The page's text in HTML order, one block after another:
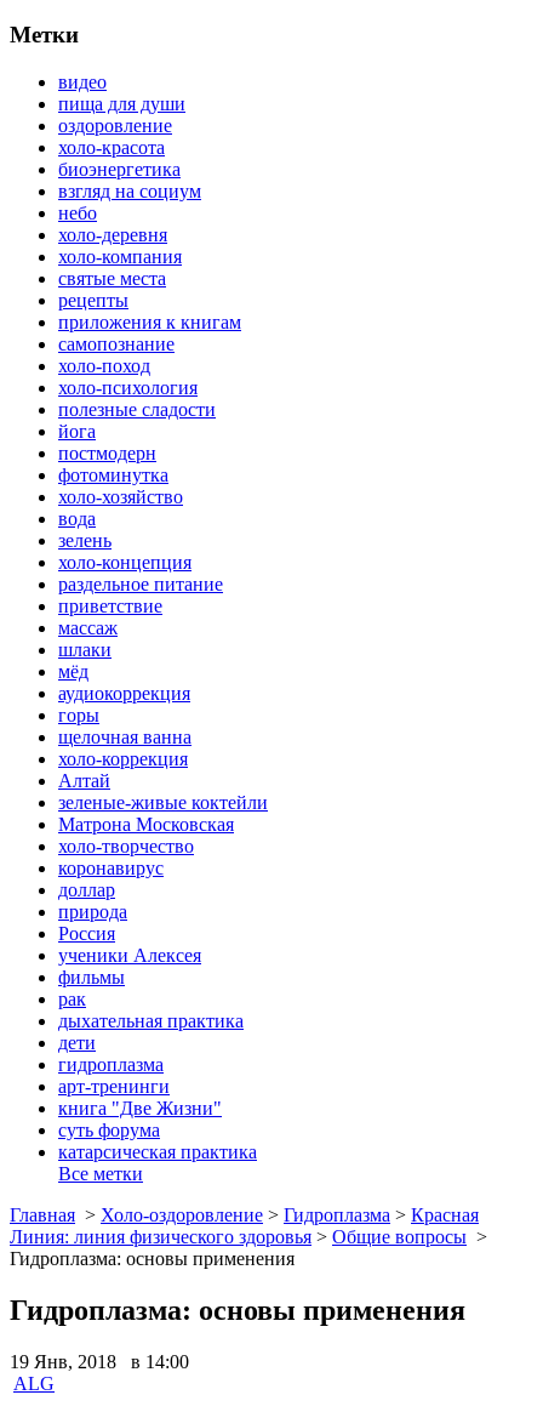
Метки
видео
пища для души
оздоровление
холо-красота
биоэнергетика
взгляд на социум
небо
холо-деревня
холо-компания
святые места
рецепты
приложения к книгам
самопознание
холо-поход
холо-психология
полезные сладости
йога
постмодерн
фотоминутка
холо-хозяйство
вода
зелень
холо-концепция
раздельное питание
приветствие
массаж
шлаки
мёд
аудиокоррекция
горы
щелочная ванна
холо-коррекция
Алтай
зеленые-живые коктейли
Матрона Московская
холо-творчество
коронавирус
доллар
природа
Россия
ученики Алексея
фильмы
рак
дыхательная практика
дети
гидроплазма
арт-тренинги
книга "Две Жизни"
суть форума
катарсическая практика
Все метки
Главная > Холо-оздоровление > Гидроплазма > Красная
Линия: линия физического здоровья > Общие вопросы >
Гидроплазма: основы применения
Гидроплазма: основы применения
19 Янв, 2018 в 14:00
ALG